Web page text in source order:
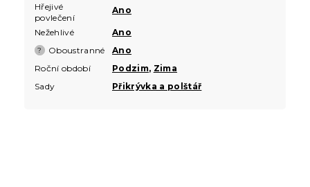
Hřejivé
povlečení
Ano
Nežehlivé Ano
? Oboustranné
Ano
Roční období
Podzim, Zima
Sady
Přikrývka a polštář